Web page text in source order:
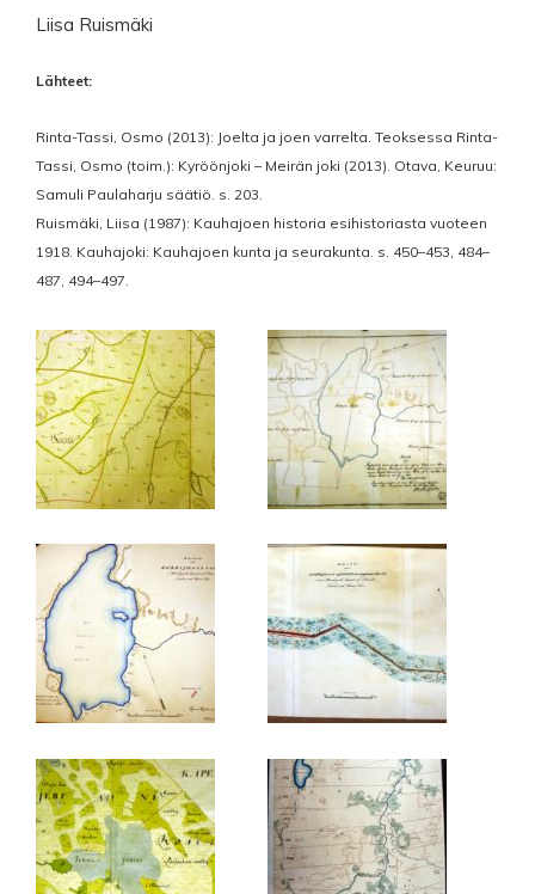
Liisa Ruismäki
Lähteet:
Rinta-Tassi, Osmo (2013): Joelta ja joen varrelta. Teoksessa Rinta-
Tassi, Osmo (toim.): Kyröönjoki – Meirän joki (2013). Otava, Keuruu:
Samuli Paulaharju säätiö. s. 203.
Ruismäki, Liisa (1987): Kauhajoen historia esihistoriasta vuoteen
1918. Kauhajoki: Kauhajoen kunta ja seurakunta. s. 450–453, 484–
487, 494–497.